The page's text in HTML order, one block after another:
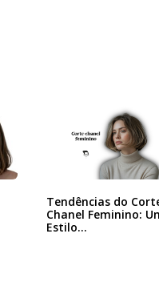
Tendências do
Chanel Feminino:
Estilo…